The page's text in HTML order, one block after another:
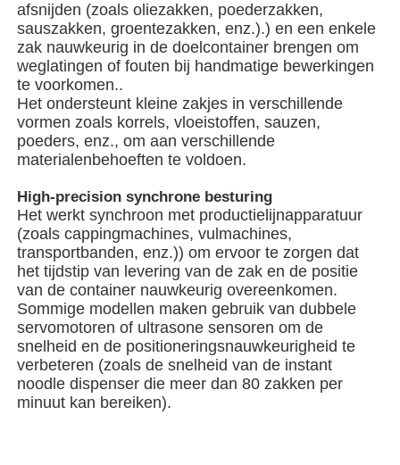
Over ons
Fabriekstocht
Kwaliteitscontrole
Neem contact met ons op
nieuws
Gevallen
roterende verpakkingsmachine
afsnijden (zoals oliezakken, poederzakken,
sauszakken, groentezakken, enz.).) en een enkele
zak nauwkeurig in de doelcontainer brengen om
weglatingen of fouten bij handmatige bewerkingen
te voorkomen..
Het ondersteunt kleine zakjes in verschillende
vormen zoals korrels, vloeistoffen, sauzen,
poeders, enz., om aan verschillende
materialenbehoeften te voldoen.
High-precision synchrone besturing
Het werkt synchroon met productielijnapparatuur
(zoals cappingmachines, vulmachines,
transportbanden, enz.)) om ervoor te zorgen dat
het tijdstip van levering van de zak en de positie
van de container nauwkeurig overeenkomen.
Sommige modellen maken gebruik van dubbele
servomotoren of ultrasone sensoren om de
snelheid en de positioneringsnauwkeurigheid te
verbeteren (zoals de snelheid van de instant
noodle dispenser die meer dan 80 zakken per
minuut kan bereiken).